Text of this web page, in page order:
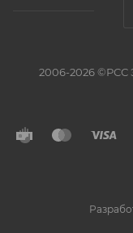
2006-2026 ©РСС